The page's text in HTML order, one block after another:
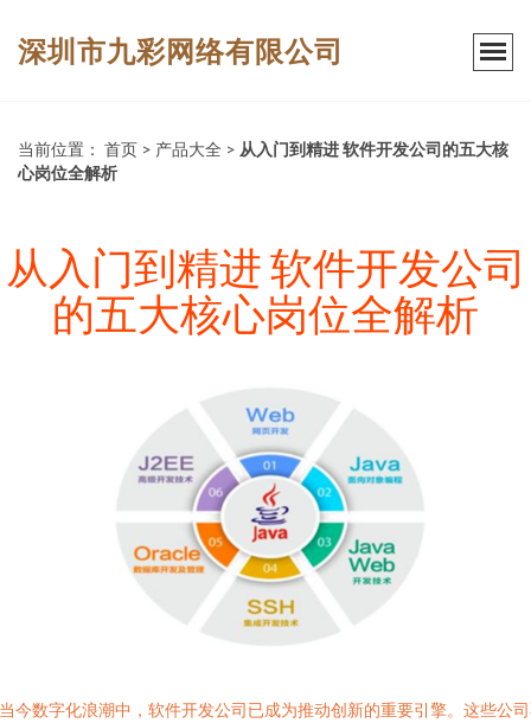
深圳市九彩网络有限公司
当前位置： 首页 > 产品大全 > 从入门到精进 软件开发公司的五大核
心岗位全解析
从入门到精进 软件开发公司
的五大核心岗位全解析
今数字化浪潮中，软件开发公司已成为推动创新的重要引擎。这些公